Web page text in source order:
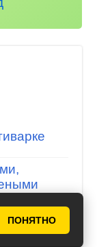
ПОНЯТНО
пюре